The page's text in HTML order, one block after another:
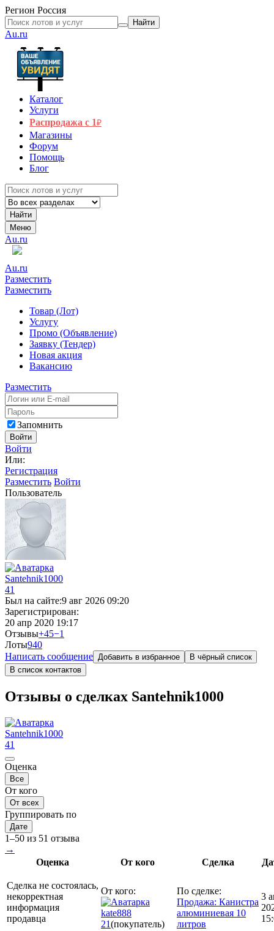
Регион Россия
Найти
Au.ru
Каталог
Услуги
Распродажа с 1₽
Магазины
Форум
Помощь
Блог
Найти
Меню
Au.ru
Au.ru
Разместить
Разместить
Товар (Лот)
Услугу
Промо (Объявление)
Заявку (Тендер)
Новая акция
Вакансию
Разместить
Запомнить
Войти
Войти
Или:
Регистрация
Разместить Войти
Пользователь
Santehnik1000
41
Был на сайте:9 авг 2026 09:20
Зарегистрирован:
20 апр 2020 19:17
Отзывы+45−1
Лоты940
Написать сообщение Добавить в избранное
В чёрный список
В список контактов
Отзывы о сделках Santehnik1000
Santehnik1000
41
Оценка
Все
От кого
От всех
Группировать по
Дате
1–50 из 51 отзыва
→
Оценка
От кого Сделка
Сделка не состоялась,
некорректная
информация
продавца
От кого:
kate888
21(покупатель)
По сделке:
Продажа: Канистра
алюминиевая 10
литров
3